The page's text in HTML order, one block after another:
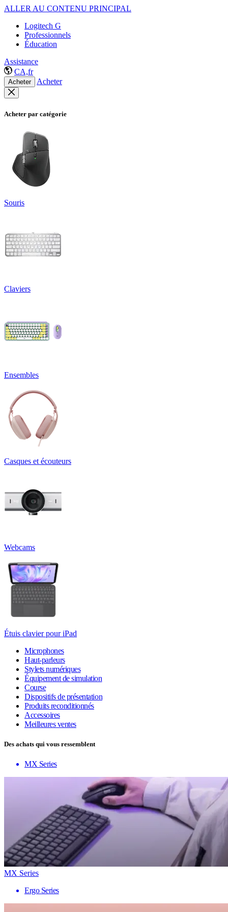
ALLER AU CONTENU PRINCIPAL
Logitech G
Professionnels
Éducation
Assistance
CA,fr
Acheter Acheter
Acheter par catégorie
Souris
Claviers
Ensembles
Casques et écouteurs
Webcams
Étuis clavier pour iPad
Microphones
Haut-parleurs
Stylets numériques
Équipement de simulation
Course
Dispositifs de présentation
Produits reconditionnés
Accessoires
Meilleures ventes
Des achats qui vous ressemblent
MX Series
MX Series
Ergo Series